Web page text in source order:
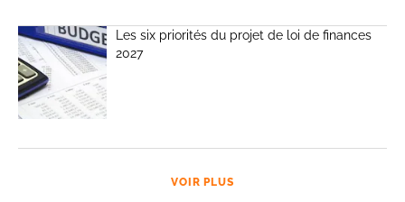
Les six priorités du projet de loi de finances
2027
VOIR PLUS